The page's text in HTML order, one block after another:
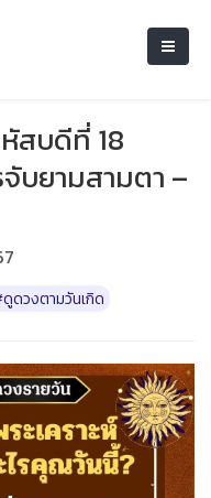
สบดีที่ 18
บยามสามตา –
ดวงตามวันเกิด